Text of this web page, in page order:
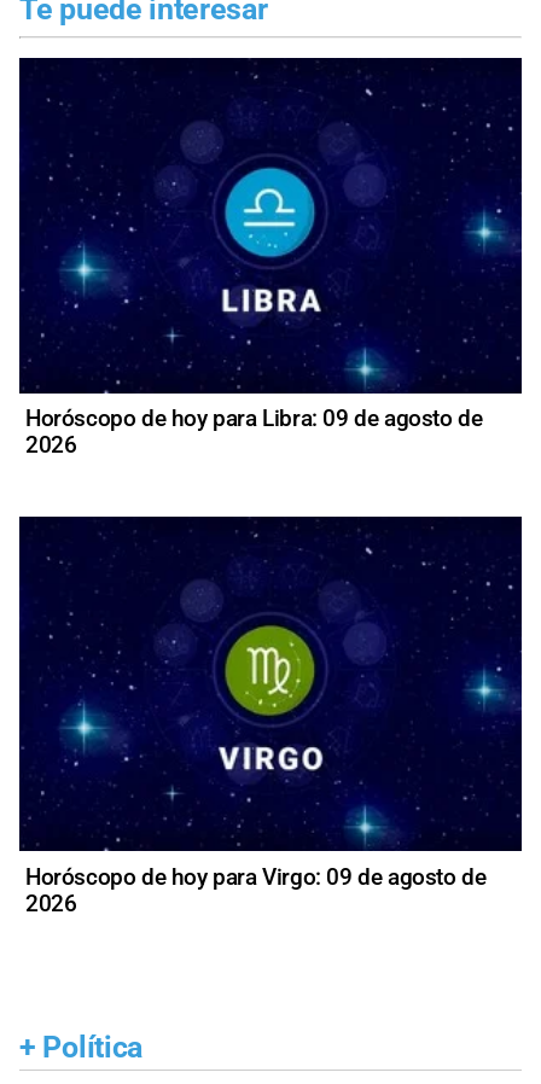
Te puede interesar
Horóscopo de hoy para Libra: 09 de agosto de
2026
Horóscopo de hoy para Virgo: 09 de agosto de
2026
+ Política